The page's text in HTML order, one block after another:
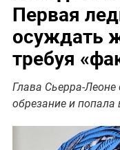
Первая
осуждать
требуя
Глава Сьерра-Леоне
обрезание и попала